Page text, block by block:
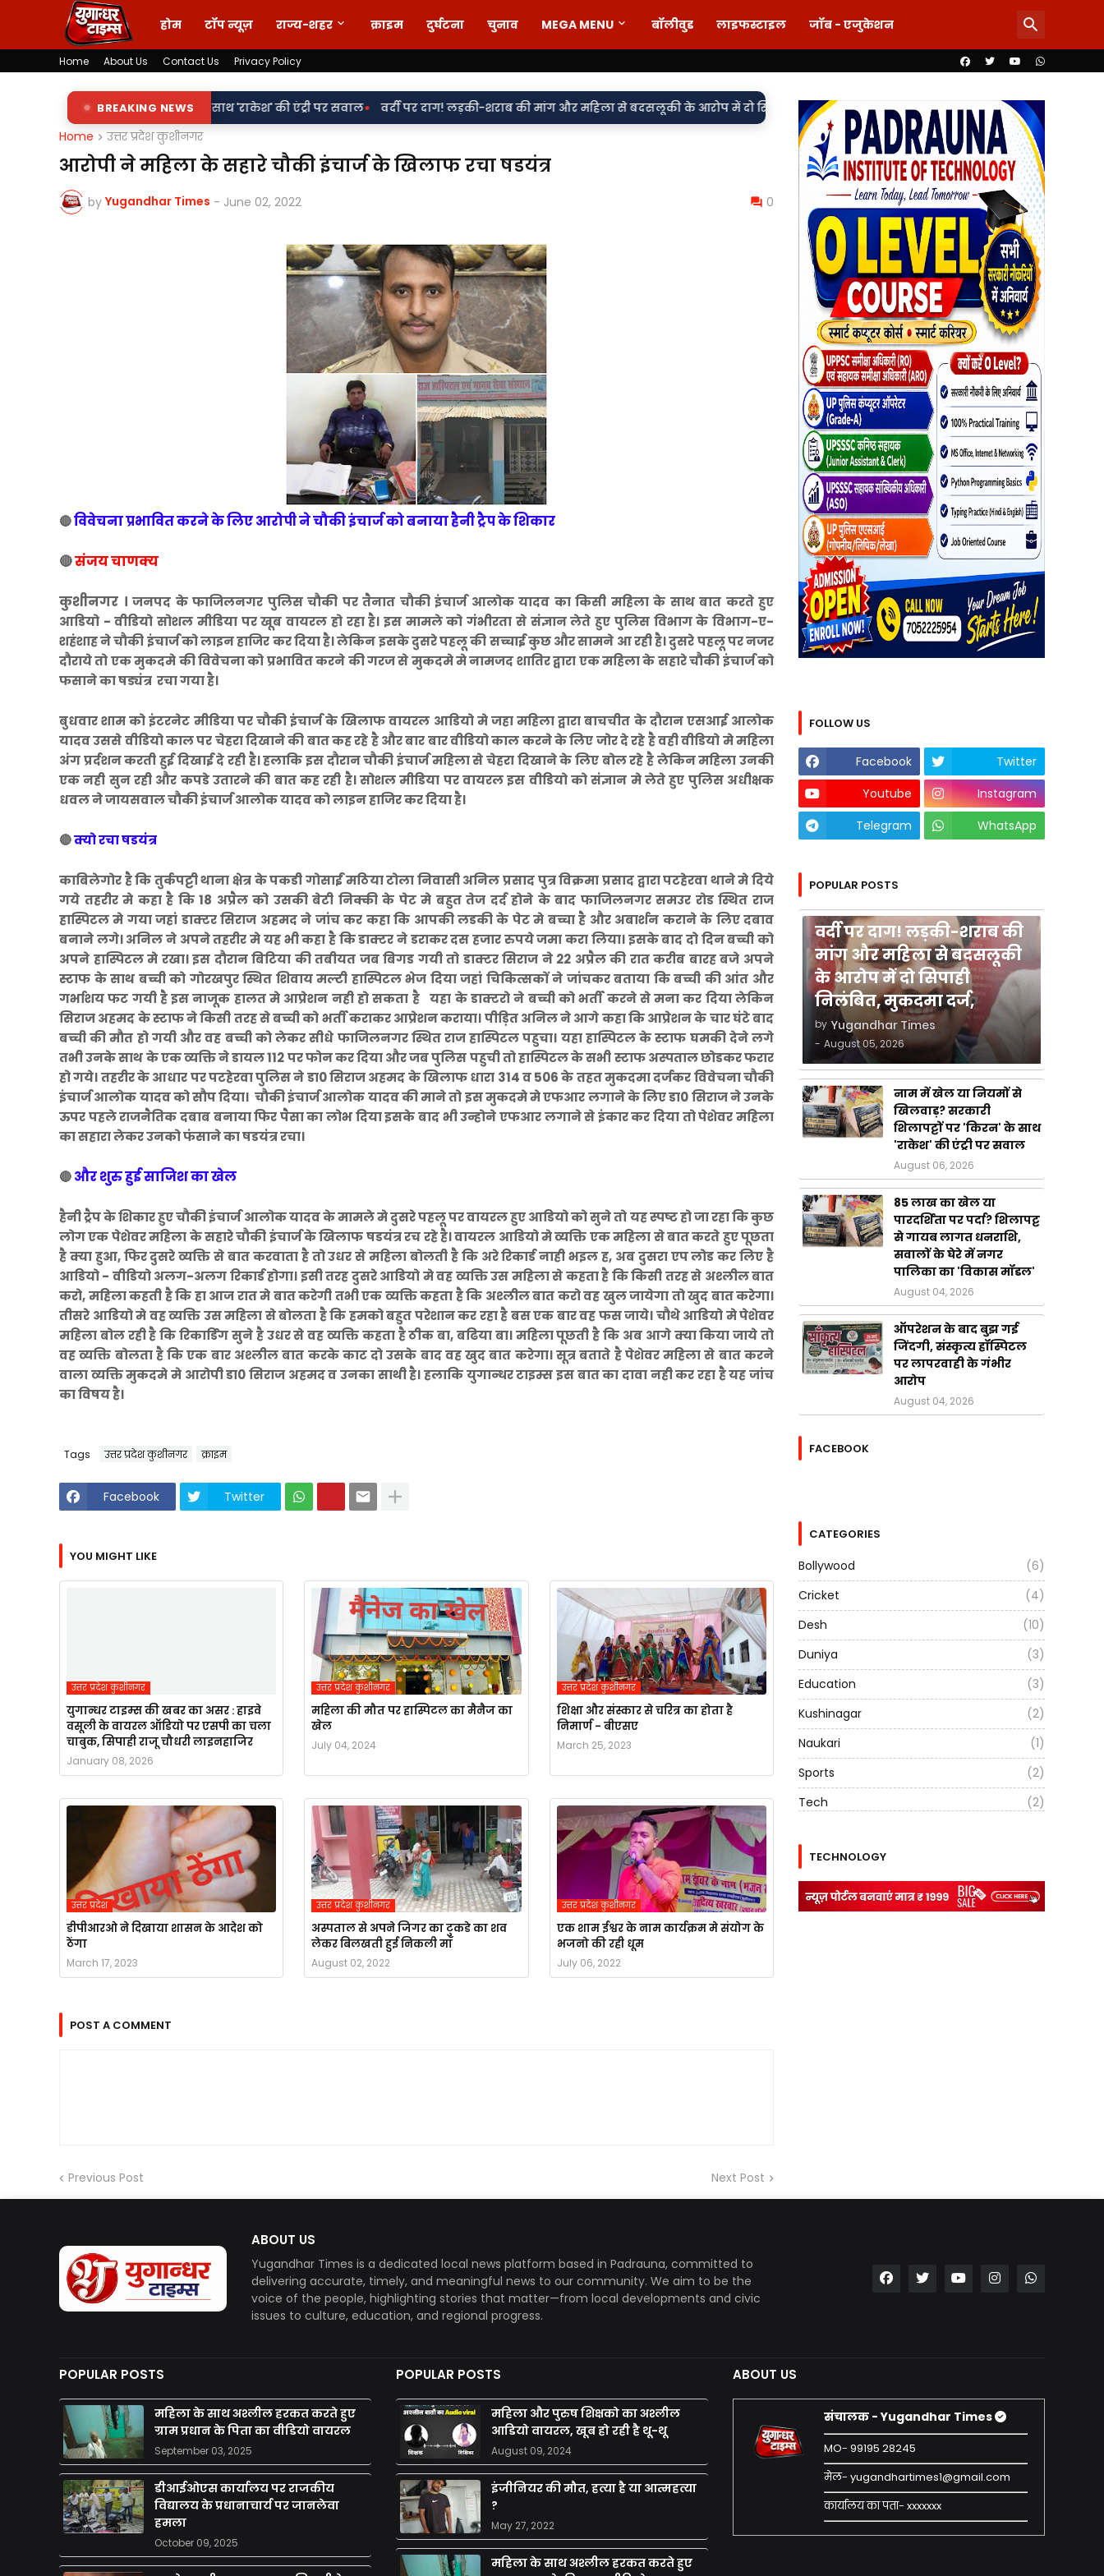
होम टॉप न्यूज़ राज्य-शहर क्राइम दुर्घटना चुनाव MEGA MENU बॉलीवुड लाइफस्टाइल जॉब - एजुकेशन
Home About Us Contact Us Privacy Policy
BREAKING NEWS
पर 'किरन' के साथ 'राकेश' की एंट्री पर सवाल• वर्दी पर दाग! लड़की-शराब की मांग और महिला से बदसलूकी के आरोप में दो सिपाही निलंबित, मुकदमा दर्ज,• 85 लाख का खेल या पारदर्शिता पर पर्दा? शिलापट्ट
Home उत्तर प्रदेश कुशीनगर
आरोपी ने महिला के सहारे चौकी इंचार्ज के खिलाफ रचा षडयंत्र
by Yugandhar Times - June 02, 2022 0
🔴विवेचना प्रभावित करने के लिए आरोपी ने चौकी इंचार्ज को बनाया हैनी ट्रैप के शिकार
🔴संजय चाणक्य
कुशीनगर । जनपद के फाजिलनगर पुलिस चौकी पर तैनात चौकी इंचार्ज आलोक यादव का किसी महिला के साथ बात करते हुए
आडियो - वीडियो सोशल मीडिया पर खूब वायरल हो रहा है। इस मामले को गंभीरता से संज्ञान लेते हुए पुलिस विभाग के विभाग-ए-
शहंशाह ने चौकी इंचार्ज को लाइन हाजिर कर दिया है। लेकिन इसके दुसरे पहलू की सच्चाई कुछ और सामने आ रही है। दुसरे पहलू पर नजर
दौराये तो एक मुकदमे की विवेचना को प्रभावित करने की गरज से मुकदमे मे नामजद शातिर द्वारा एक महिला के सहारे चौकी इंचार्ज को
फसाने का षड्यंत्र रचा गया है।
बुधवार शाम को इंटरनेट मीडिया पर चौकी इंचार्ज के खिलाफ वायरल आडियो मे जहा महिला द्वारा बाचचीत के दौरान एसआई आलोक
यादव उससे वीडियो काल पर चेहरा दिखाने की बात कह रहे है और बार बार वीडियो काल करने के लिए जोर दे रहे है वही वीडियो मे महिला
अंग प्रर्दशन करती हुई दिखाई दे रही है। हलाकि इस दौरान चौकी इंचार्ज महिला से चेहरा दिखाने के लिए बोल रहे है लेकिन महिला उनकी
एक नही सुन रही और कपडे उतारने की बात कह रही है। सोशल मीडिया पर वायरल इस वीडियो को संज्ञान मे लेते हुए पुलिस अधीक्षक
धवल ने जायसवाल चौकी इंचार्ज आलोक यादव को लाइन हाजिर कर दिया है।
🔴क्यो रचा षडयंत्र
काबिलेगोर है कि तुर्कपट्टी थाना क्षेत्र के पकडी गोसाईं मठिया टोला निवासी अनिल प्रसाद पुत्र विक्रमा प्रसाद द्वारा पटहेरवा थाने मे दिये
गये तहरीर मे कहा है कि 18 अप्रैल को उसकी बेटी निक्की के पेट मे बहुत तेज दर्द होने के बाद फाजिलनगर समउर रोड स्थित राज
हास्पिटल मे गया जहां डाक्टर सिराज अहमद ने जांच कर कहा कि आपकी लडकी के पेट मे बच्चा है और अबार्शन कराने के लिए दबाव
बनाने लगे। अनिल ने अपने तहरीर मे यह भी कहा है कि डाक्टर ने डराकर दस हजार रुपये जमा करा लिया। इसके बाद दो दिन बच्ची को
अपने हास्पिटल मे रखा। इस दौरान बिटिया की तबीयत जब बिगड गयी तो डाक्टर सिराज ने 22 अप्रैल की रात करीब बारह बजे अपने
स्टाफ के साथ बच्ची को गोरखपुर स्थित शिवाय मल्टी हास्पिटल भेज दिया जहां चिकित्सकों ने जांचकर बताया कि बच्ची की आंत और
गर्भाशय फट गयी है इस नाजूक हालत मे आप्रेशन नही हो सकता है यहा के डाक्टरो ने बच्ची को भर्ती करने से मना कर दिया लेकिन
सिराज अहमद के स्टाफ ने किसी तरह से बच्ची को भर्ती कराकर आप्रेशन कराया। पीड़ित अनिल ने आगे कहा कि आप्रेशन के चार घंटे बाद
बच्ची की मौत हो गयी और वह बच्ची को लेकर सीधे फाजिलनगर स्थित राज हास्पिटल पहुचा। यहा हास्पिटल के स्टाफ घमकी देने लगे
तभी उनके साथ के एक व्यक्ति ने डायल 112 पर फोन कर दिया और जब पुलिस पहुची तो हास्पिटल के सभी स्टाफ अस्पताल छोडकर फरार
हो गये। तहरीर के आधार पर पटहेरवा पुलिस ने डा0 सिराज अहमद के खिलाफ धारा 314 व 506 के तहत मुकदमा दर्जकर विवेचना चौकी
इंचार्ज आलोक यादव को सौप दिया। चौकी इंचार्ज आलोक यादव की माने तो इस मुकदमे मे एफआर लगाने के लिए डा0 सिराज ने उनके
ऊपर पहले राजनैतिक दबाब बनाया फिर पैसा का लोभ दिया इसके बाद भी उन्होने एफआर लगाने से इंकार कर दिया तो पेशेवर महिला
का सहारा लेकर उनको फंसाने का षडयंत्र रचा।
🔴और शुरु हुई साजिश का खेल
हैनी ट्रैप के शिकार हुए चौकी इंचार्ज आलोक यादव के मामले मे दुसरे पहलू पर वायरल हुए आडियो को सुने तो यह स्पष्ट हो जा रहा कि कुछ
लोग एक पेशेवर महिला के सहारे चौकी इंचार्ज के खिलाफ षडयंत्र रच रहे है। वायरल आडियो मे व्यक्ति एक महिला से बात करते हुए पूछता
है क्या हुआ, फिर दुसरे व्यक्ति से बात करवाता है तो उधर से महिला बोलती है कि अरे रिकार्ड नाही भइल ह, अब दुसरा एप लोड कर लिए है
आडियो - वीडियो अलग-अलग रिकार्ड होगा। इसी तरह दुसरे आडियो मे वह व्यक्ति उस महिला से कहता है कि किसी तरह से अश्लील बात
करो, महिला कहती है कि हा आज रात मे बात करेगी तभी एक व्यक्ति कहता है कि अश्लील बात करो वह खुल जायेगा तो खुद बात करेगा।
तीसरे आडियो मे वह व्यक्ति उस महिला से बोलता है कि हमको बहुत परेशान कर रहा है बस एक बार वह फस जाये। चौथे आडियो मे पेशेवर
महिला बोल रही है कि रिकार्डिंग सुने है उधर से वह व्यक्ति कहता है ठीक बा, बढिया बा। महिला पूछती है कि अब आगे क्या किया जाये तो
वह व्यक्ति बोलता है कि एक बार अश्लील बात करके काट दो उसके बाद वह खुद बात करेगा। सूत्र बताते है पेशेवर महिला से बात करने
वाला व्यक्ति मुकदमे मे आरोपी डा0 सिराज अहमद व उनका साथी है। हलाकि युगान्धर टाइम्सइस बात का दावा नही कर रहा है यह जांच
का विषय है।
Tags उत्तर प्रदेश कुशीनगर क्राइम
Facebook Twitter
YOU MIGHT LIKE
उत्तर प्रदेश कुशीनगर
युगान्धर टाइम्स की खबर का असर : हाइवे
वसूली के वायरल ऑडियो पर एसपी का चला
चाबुक, सिपाही राजू चौधरी लाइनहाजिर
January 08, 2026
उत्तर प्रदेश कुशीनगर
महिला की मौत पर हास्पिटल का मैनैज का
खेल
July 04, 2024
उत्तर प्रदेश कुशीनगर
शिक्षा और संस्कार से चरित्र का होता है
निमार्ण - बीएसए
March 25, 2023
उत्तर प्रदेश
डीपीआरओ ने दिखाया शासन के आदेश को
ठेंगा
March 17, 2023
उत्तर प्रदेश कुशीनगर
अस्पताल से अपने जिगर का टुकडे का शव
लेकर बिलखती हुई निकली माँ
August 02, 2022
उत्तर प्रदेश कुशीनगर
एक शाम ईश्वर के नाम कार्यक्रम मे संयोग के
भजनो की रही धूम
July 06, 2022
POST A COMMENT
Previous Post Next Post
FOLLOW US
Facebook
Twitter
Youtube
Instagram
Telegram
WhatsApp
POPULAR POSTS
वर्दी पर दाग! लड़की-शराब की
मांग और महिला से बदसलूकी
के आरोप में दो सिपाही
निलंबित, मुकदमा दर्ज,
by Yugandhar Times
- August 05, 2026
नाम में खेल या नियमों से
खिलवाड़? सरकारी
शिलापट्टों पर 'किरन' के साथ
'राकेश' की एंट्री पर सवाल
August 06, 2026
85 लाख का खेल या
पारदर्शिता पर पर्दा? शिलापट्ट
से गायब लागत धनराशि,
सवालों के घेरे में नगर
पालिका का 'विकास मॉडल'
August 04, 2026
ऑपरेशन के बाद बुझ गई
जिंदगी, संस्कृत्य हॉस्पिटल
पर लापरवाही के गंभीर
आरोप
August 04, 2026
FACEBOOK
CATEGORIES
Bollywood
(6)
Cricket
(4)
Desh
(10)
Duniya
(3)
Education
(3)
Kushinagar
(2)
Naukari
(1)
Sports
(2)
Tech
(2)
TECHNOLOGY
ABOUT US
Yugandhar Times is a dedicated local news platform based in Padrauna, committed to
delivering accurate, timely, and meaningful news to our community. We aim to be the
voice of the people, highlighting stories that matter—from local developments and civic
issues to culture, education, and regional progress.
POPULAR POSTS
महिला के साथ अश्लील हरकत करते हुए
ग्राम प्रधान के पिता का वीडियो वायरल
September 03, 2025
डीआईओएस कार्यालय पर राजकीय
विद्यालय के प्रधानाचार्य पर जानलेवा
हमला
October 09, 2025
POPULAR POSTS
महिला और पुरुष शिक्षको का अश्लील
आडियो वायरल, खूब हो रही है थू-थू
August 09, 2024
इंजीनियर की मौत, हत्या है या आत्महत्या
?
May 27, 2022
महिला के साथ अश्लील हरकत करते हुए
ABOUT US
संचालक - Yugandhar Times
MO- 99195 28245
मेल- yugandhartimes1@gmail.com
कार्यालय का पता- xxxxxxx